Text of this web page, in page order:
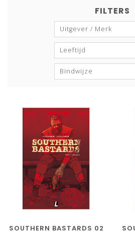
FILTERS
Uitgever / Merk
Leeftijd
Bindwijze
SOUTHERN BASTARDS 02